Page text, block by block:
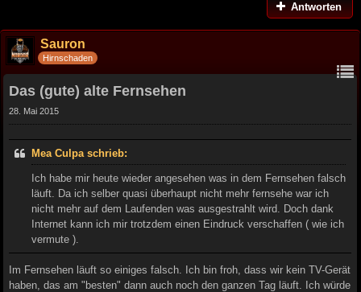
Antworten
Sauron
Hirnschaden
Das (gute) alte Fernsehen
28. Mai 2015
Mea Culpa schrieb:
Ich habe mir heute wieder angesehen was in dem Fernsehen falsch
läuft. Da ich selber quasi überhaupt nicht mehr fernsehe war ich
nicht mehr auf dem Laufenden was ausgestrahlt wird. Doch dank
Internet kann ich mir trotzdem einen Eindruck verschaffen ( wie ich
vermute ).
Im Fernsehen läuft so einiges falsch. Ich bin froh, dass wir kein TV-Gerät
haben, das am "besten" dann auch noch den ganzen Tag läuft. Ich würde